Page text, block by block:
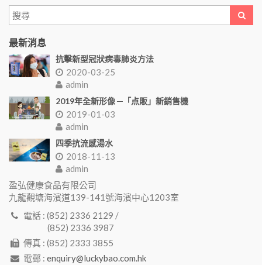
最新消息
抗擊新型冠狀病毒肺炎方法
2020-03-25
admin
2019年全新形像 ─「点販」新銷售機
2019-01-03
admin
四季抗流感湯水
2018-11-13
admin
盈弘健康食品有限公司
九龍觀塘海濱道139-141號海濱中心1203室
電話 : (852) 2336 2129 /
(852) 2336 3987
傳真 : (852) 2333 3855
電郵 : enquiry@luckybao.com.hk